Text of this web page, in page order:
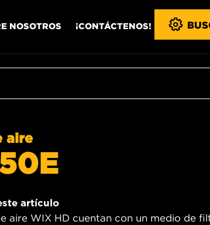
NOSOTROS ¡CONTÁCTENOS!
aire
artículo
aire WIX HD cuentan con un medio de